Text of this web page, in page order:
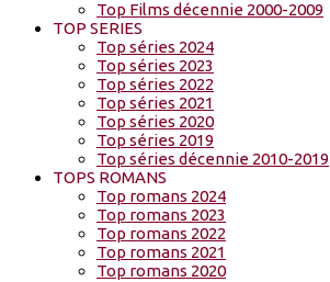
Top Films décennie 2000-2009
TOP SERIES
Top séries 2024
Top séries 2023
Top séries 2022
Top séries 2021
Top séries 2020
Top séries 2019
Top séries décennie 2010-2019
TOPS ROMANS
Top romans 2024
Top romans 2023
Top romans 2022
Top romans 2021
Top romans 2020